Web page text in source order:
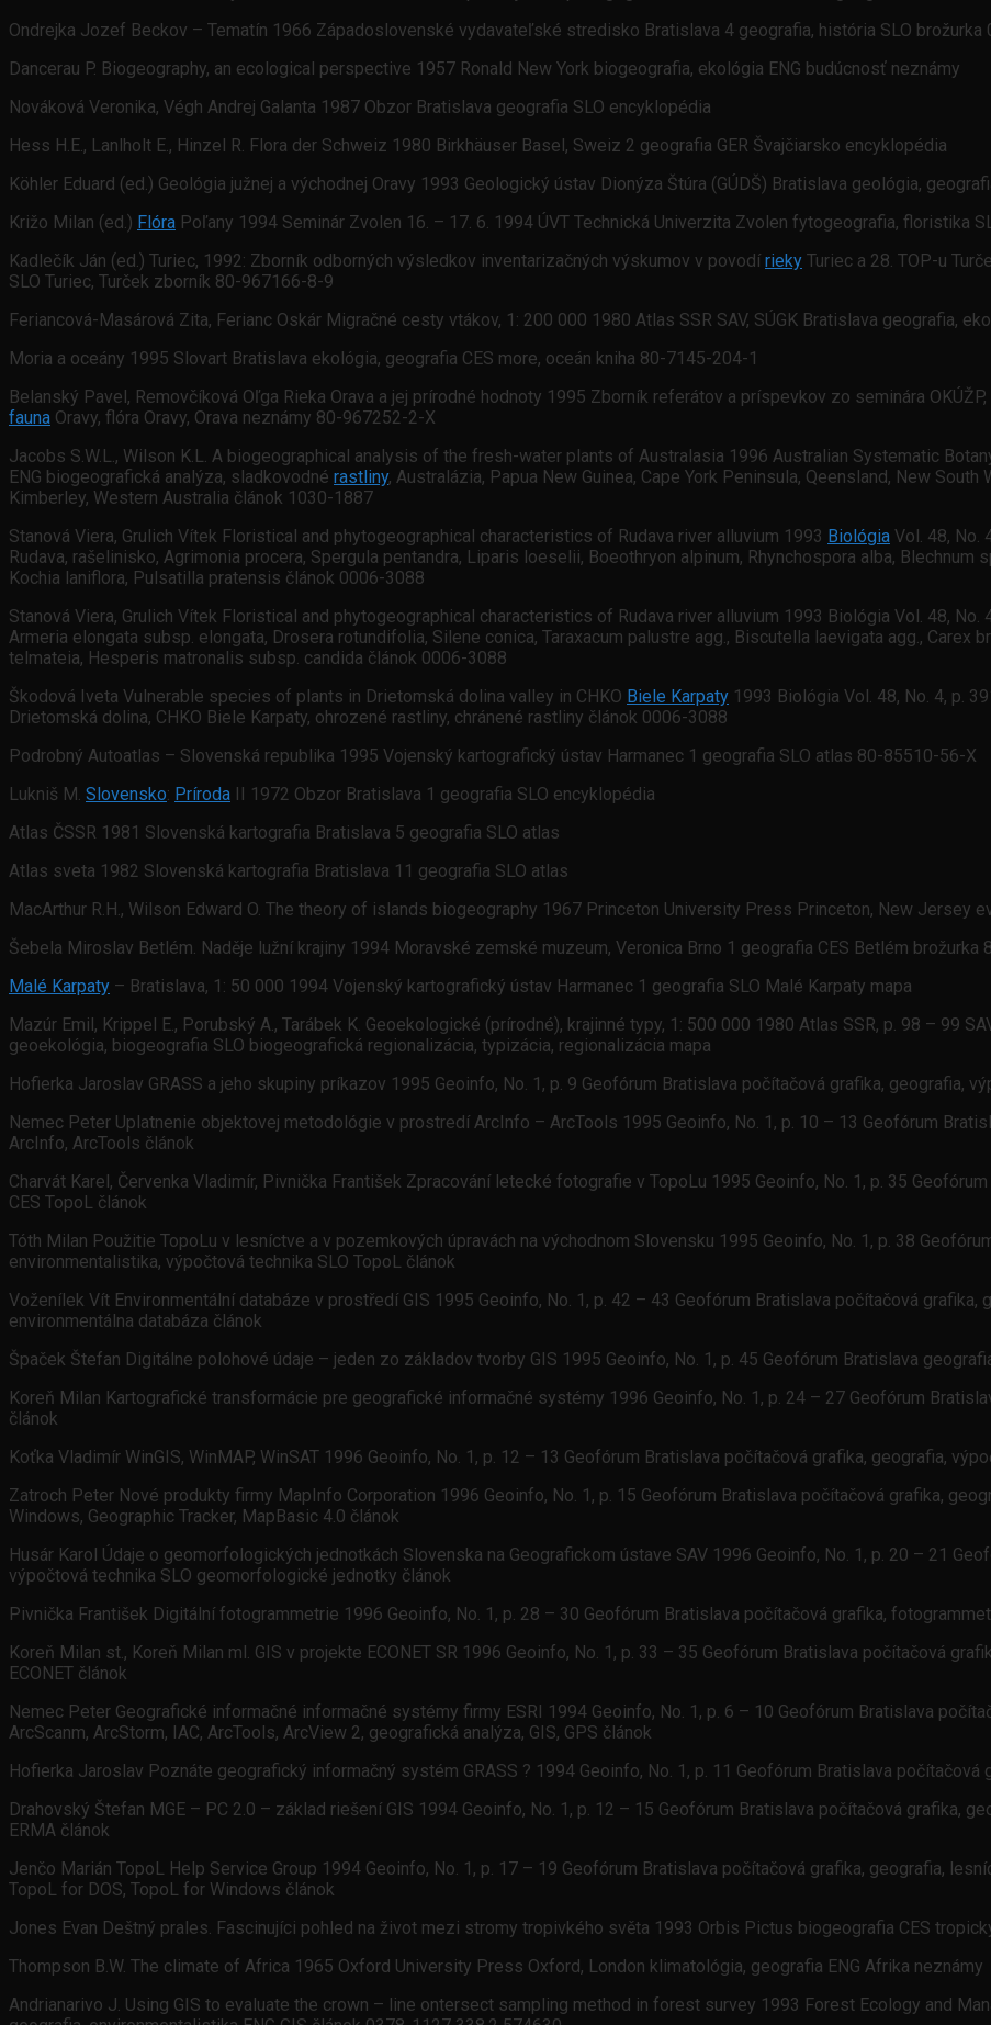
Ondrejka Jozef Beckov – Tematín 1966 Západoslovenské vydavateľské stredisko Bratislava 4 geografia, história SLO brožurka
Dancerau P. Biogeography, an ecological perspective 1957 Ronald New York biogeografia, ekológia ENG budúcnosť neznámy
Nováková Veronika, Végh Andrej Galanta 1987 Obzor Bratislava geografia SLO encyklopédia
Hess H.E., Lanlholt E., Hinzel R. Flora der Schweiz 1980 Birkhäuser Basel, Sweiz 2 geografia GER Švajčiarsko encyklopédia
Köhler Eduard (ed.) Geológia južnej a východnej Oravy 1993 Geologický ústav Dionýza Štúra (GÚDŠ) Bratislava geológia,
Križo Milan (ed.) Flóra Poľany 1994 Seminár Zvolen 16. – 17. 6. 1994 ÚVT Technická Univerzita Zvolen fytogeografia, floristika
Kadlečík Ján (ed.) Turiec, 1992: Zborník odborných výsledkov inventarizačných výskumov v povodí rieky Turiec a 28. TOP-u
SLO Turiec, Turček zborník 80-967166-8-9
Feriancová-Masárová Zita, Ferianc Oskár Migračné cesty vtákov, 1: 200 000 1980 Atlas SSR SAV, SÚGK Bratislava geografia,
Moria a oceány 1995 Slovart Bratislava ekológia, geografia CES more, oceán kniha 80-7145-204-1
Belanský Pavel, Removčíková Oľga Rieka Orava a jej prírodné hodnoty 1995 Zborník referátov a príspevkov zo seminára
fauna Oravy, flóra Oravy, Orava neznámy 80-967252-2-X
Jacobs S.W.L., Wilson K.L. A biogeographical analysis of the fresh-water plants of Australasia 1996 Australian Systematic
ENG biogeografická analýza, sladkovodné rastliny, Australázia, Papua New Guinea, Cape York Peninsula, Qeensland, New
Kimberley, Western Australia článok 1030-1887
Stanová Viera, Grulich Vítek Floristical and phytogeographical characteristics of Rudava river alluvium 1993 Biológia Vol. 48, No.
Rudava, rašelinisko, Agrimonia procera, Spergula pentandra, Liparis loeselii, Boeothryon alpinum, Rhynchospora alba,
Kochia laniflora, Pulsatilla pratensis článok 0006-3088
Stanová Viera, Grulich Vítek Floristical and phytogeographical characteristics of Rudava river alluvium 1993 Biológia Vol. 48,
Armeria elongata subsp. elongata, Drosera rotundifolia, Silene conica, Taraxacum palustre agg., Biscutella laevigata agg., Carex
telmateia, Hesperis matronalis subsp. candida článok 0006-3088
Škodová Iveta Vulnerable species of plants in Drietomská dolina valley in CHKO Biele Karpaty 1993 Biológia Vol. 48, No. 4, p.
Drietomská dolina, CHKO Biele Karpaty, ohrozené rastliny, chránené rastliny článok 0006-3088
Podrobný Autoatlas – Slovenská republika 1995 Vojenský kartografický ústav Harmanec 1 geografia SLO atlas 80-85510-56-X
Lukniš M. Slovensko: Príroda II 1972 Obzor Bratislava 1 geografia SLO encyklopédia
Atlas ČSSR 1981 Slovenská kartografia Bratislava 5 geografia SLO atlas
Atlas sveta 1982 Slovenská kartografia Bratislava 11 geografia SLO atlas
MacArthur R.H., Wilson Edward O. The theory of islands biogeography 1967 Princeton University Press Princeton, New Jersey
Šebela Miroslav Betlém. Naděje lužní krajiny 1994 Moravské zemské muzeum, Veronica Brno 1 geografia CES Betlém brožurka
Malé Karpaty – Bratislava, 1: 50 000 1994 Vojenský kartografický ústav Harmanec 1 geografia SLO Malé Karpaty mapa
Mazúr Emil, Krippel E., Porubský A., Tarábek K. Geoekologické (prírodné), krajinné typy, 1: 500 000 1980 Atlas SSR, p. 98 – 99
geoekológia, biogeografia SLO biogeografická regionalizácia, typizácia, regionalizácia mapa
Hofierka Jaroslav GRASS a jeho skupiny príkazov 1995 Geoinfo, No. 1, p. 9 Geofórum Bratislava počítačová grafika, geografia,
Nemec Peter Uplatnenie objektovej metodológie v prostredí ArcInfo – ArcTools 1995 Geoinfo, No. 1, p. 10 – 13 Geofórum
ArcInfo, ArcTools článok
Charvát Karel, Červenka Vladimír, Pivnička František Zpracování letecké fotografie v TopoLu 1995 Geoinfo, No. 1, p. 35
CES TopoL článok
Tóth Milan Použitie TopoLu v lesníctve a v pozemkových úpravách na východnom Slovensku 1995 Geoinfo, No. 1, p. 38
environmentalistika, výpočtová technika SLO TopoL článok
Voženílek Vít Environmentální databáze v prostředí GIS 1995 Geoinfo, No. 1, p. 42 – 43 Geofórum Bratislava počítačová grafika,
environmentálna databáza článok
Špaček Štefan Digitálne polohové údaje – jeden zo základov tvorby GIS 1995 Geoinfo, No. 1, p. 45 Geofórum Bratislava
Koreň Milan Kartografické transformácie pre geografické informačné systémy 1996 Geoinfo, No. 1, p. 24 – 27 Geofórum
článok
Koťka Vladimír WinGIS, WinMAP, WinSAT 1996 Geoinfo, No. 1, p. 12 – 13 Geofórum Bratislava počítačová grafika, geografia,
Zatroch Peter Nové produkty firmy MapInfo Corporation 1996 Geoinfo, No. 1, p. 15 Geofórum Bratislava počítačová grafika,
Windows, Geographic Tracker, MapBasic 4.0 článok
Husár Karol Údaje o geomorfologických jednotkách Slovenska na Geografickom ústave SAV 1996 Geoinfo, No. 1, p. 20 – 21
výpočtová technika SLO geomorfologické jednotky článok
Pivnička František Digitální fotogrammetrie 1996 Geoinfo, No. 1, p. 28 – 30 Geofórum Bratislava počítačová grafika,
Koreň Milan st., Koreň Milan ml. GIS v projekte ECONET SR 1996 Geoinfo, No. 1, p. 33 – 35 Geofórum Bratislava počítačová
ECONET článok
Nemec Peter Geografické informačné informačné systémy firmy ESRI 1994 Geoinfo, No. 1, p. 6 – 10 Geofórum Bratislava
ArcScanm, ArcStorm, IAC, ArcTools, ArcView 2, geografická analýza, GIS, GPS článok
Hofierka Jaroslav Poznáte geografický informačný systém GRASS ? 1994 Geoinfo, No. 1, p. 11 Geofórum Bratislava počítačová
Drahovský Štefan MGE – PC 2.0 – základ riešení GIS 1994 Geoinfo, No. 1, p. 12 – 15 Geofórum Bratislava počítačová grafika,
ERMA článok
Jenčo Marián TopoL Help Service Group 1994 Geoinfo, No. 1, p. 17 – 19 Geofórum Bratislava počítačová grafika, geografia,
TopoL for DOS, TopoL for Windows článok
Jones Evan Deštný prales. Fascinujíci pohled na život mezi stromy tropivkého světa 1993 Orbis Pictus biogeografia CES
Thompson B.W. The climate of Africa 1965 Oxford University Press Oxford, London klimatológia, geografia ENG Afrika neznámy
Andrianarivo J. Using GIS to evaluate the crown – line ontersect sampling method in forest survey 1993 Forest Ecology and